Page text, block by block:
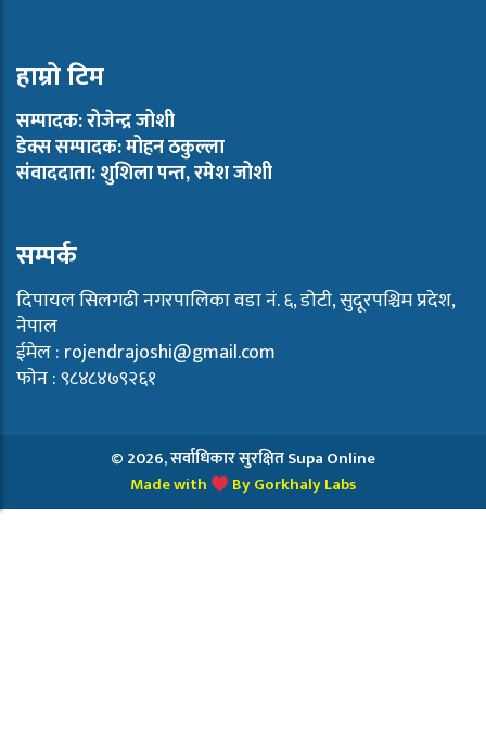
हाम्रो टिम
सम्पादक: रोजेन्द्र जोशी
डेक्स सम्पादक: मोहन ठकुल्ला
संवाददाता: शुशिला पन्त, रमेश जोशी
सम्पर्क
दिपायल सिलगढी नगरपालिका वडा नं. ६, डोटी, सुदूरपश्चिम प्रदेश,
नेपाल
ईमेल : rojendrajoshi@gmail.com
फाेन : ९८४८४७९२६१
© 2026, सर्वाधिकार सुरक्षित Supa Online
Made with By Gorkhaly Labs